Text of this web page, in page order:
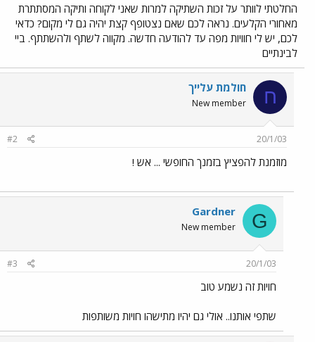
החלטתי לוותר על זכות השתיקה למרות שאני לקוחה ותיקה המסתתרת
מאחורי הקלעים. נראה לכם שאם נצטופף קצת יהיה גם לי מקום? כדאי
לכם, יש לי חוויות מפה עד להודעה חדשה. מקווה לשתף ולהשתתף. ביי
לבינתיים
ח חולמת עלייך
New member
20/1/03
#2
מוזמנת להפציץ בזמנך החופשי ... אש !
G
Gardner
New member
20/1/03
#3
חויות זה נשמע טוב
שתפי אותנו.. אולי גם יהיו מתישהו חויות משותפות